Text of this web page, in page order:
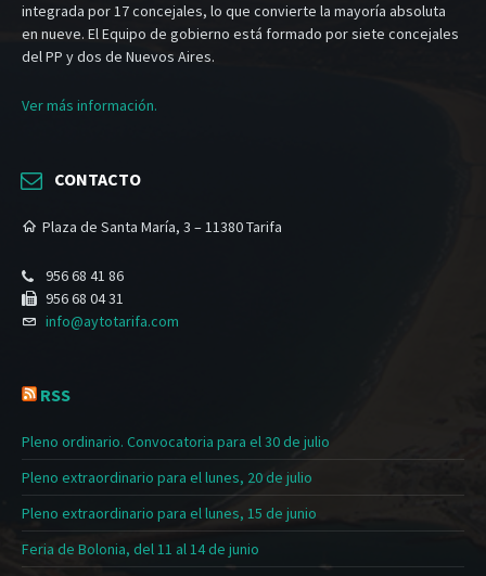
integrada por 17 concejales, lo que convierte la mayoría absoluta
en nueve. El Equipo de gobierno está formado por siete concejales
del PP y dos de Nuevos Aires.
Ver más información.
CONTACTO
Plaza de Santa María, 3 – 11380 Tarifa
956 68 41 86
956 68 04 31
info@aytotarifa.com
RSS
Pleno ordinario. Convocatoria para el 30 de julio
Pleno extraordinario para el lunes, 20 de julio
Pleno extraordinario para el lunes, 15 de junio
Feria de Bolonia, del 11 al 14 de junio